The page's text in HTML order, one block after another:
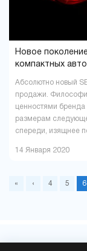
Новое
компактных
Абсолютно новый
продажи.
ценностями
размерам
спереди, изящнее
14 Января 2020
« ‹ 4 5 6